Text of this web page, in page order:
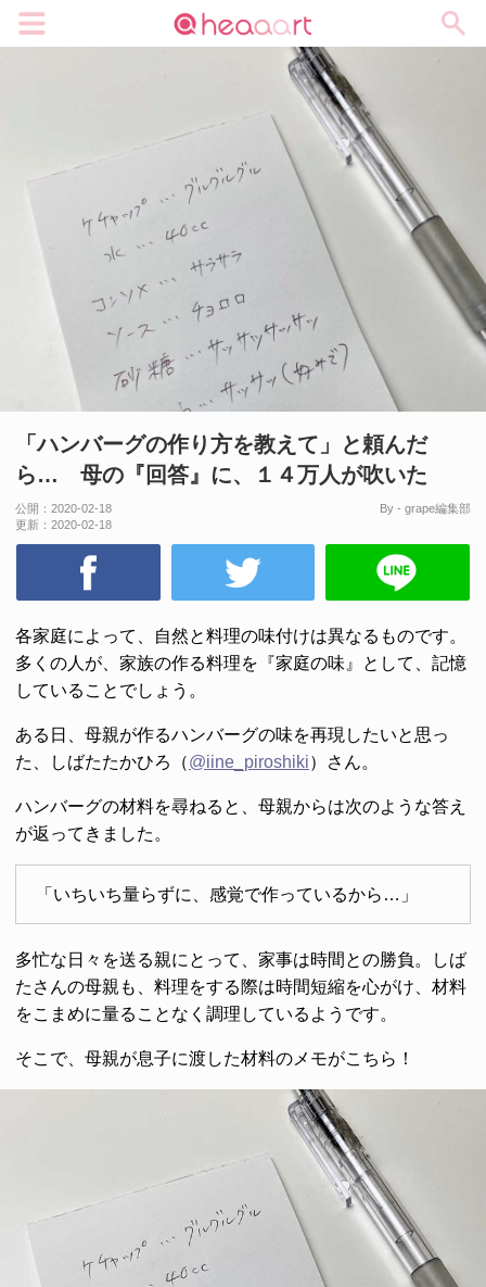
「ハンバーグの作り方を教えて」と頼んだ
ら… 母の『回答』に、１４万人が吹いた
公開： 2020-02-18
更新： 2020-02-18
By - grape編集部
各家庭によって、自然と料理の味付けは異なるものです。
多くの人が、家族の作る料理を『家庭の味』として、記憶
していることでしょう。
ある日、母親が作るハンバーグの味を再現したいと思っ
た、しばたたかひろ（@iine_piroshiki）さん。
ハンバーグの材料を尋ねると、母親からは次のような答え
が返ってきました。
「いちいち量らずに、感覚で作っているから…」
多忙な日々を送る親にとって、家事は時間との勝負。しば
たさんの母親も、料理をする際は時間短縮を心がけ、材料
をこまめに量ることなく調理しているようです。
そこで、母親が息子に渡した材料のメモがこちら！